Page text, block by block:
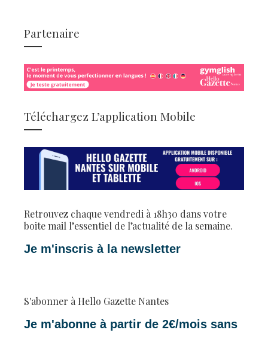
Partenaire
Téléchargez L’application Mobile
Retrouvez chaque vendredi à 18h30 dans votre
boite mail l’essentiel de l’actualité de la semaine.
Je m'inscris à la newsletter
S'abonner à Hello Gazette Nantes
Je m'abonne à partir de 2€/mois sans